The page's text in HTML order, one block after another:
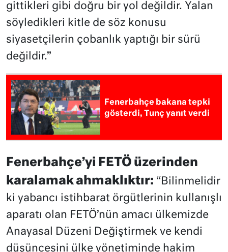
gittikleri gibi doğru bir yol değildir. Yalan
söyledikleri kitle de söz konusu
siyasetçilerin çobanlık yaptığı bir sürü
değildir.”
Fenerbahçe bakana tepki
gösterdi, Tunç yanıt verdi
Fenerbahçe’yi FETÖ üzerinden
karalamak ahmaklıktır: “Bilinmelidir
ki yabancı istihbarat örgütlerinin kullanışlı
aparatı olan FETÖ’nün amacı ülkemizde
Anayasal Düzeni Değiştirmek ve kendi
düşüncesini ülke yönetiminde hakim